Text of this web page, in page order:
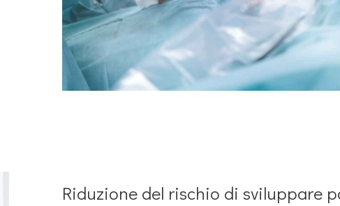
Riduzione del rischio di sviluppare